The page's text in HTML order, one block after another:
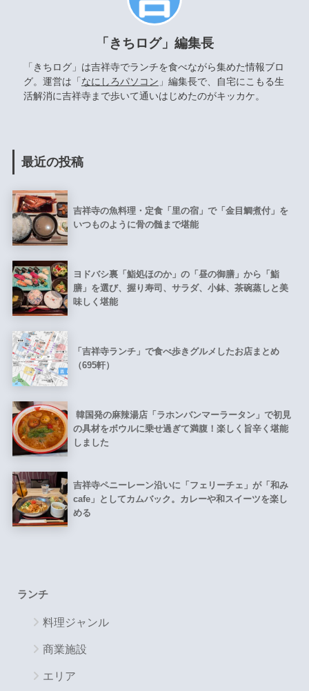
「きちログ」編集長
「きちログ」は吉祥寺でランチを食べながら集めた情報ブロ
グ。運営は「 なにしろパソコン 」編集長で、自宅にこもる生
活解消に吉祥寺まで歩いて通いはじめたのがキッカケ。
最近の投稿
吉祥寺の魚料理・定食「里の宿」で「金目鯛煮付」を
いつものように骨の髄まで堪能
ヨドバシ裏「鮨処ほのか」の「昼の御膳」から「鮨
膳」を選び、握り寿司、サラダ、小鉢、茶碗蒸しと美
味しく堪能
「吉祥寺ランチ」で食べ歩きグルメしたお店まとめ
（695軒）
韓国発の麻辣湯店「ラホンバンマーラータン」で初見
の具材をボウルに乗せ過ぎて満腹！楽しく旨辛く堪能
しました
吉祥寺ペニーレーン沿いに「フェリーチェ」が「和み
cafe」としてカムバック。カレーや和スイーツを楽し
める
ランチ
料理ジャンル
商業施設
エリア